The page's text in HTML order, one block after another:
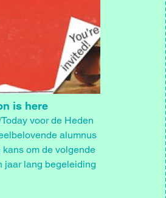
is here
voor de Heden
alumnus
om de volgende
jaar lang begeleiding